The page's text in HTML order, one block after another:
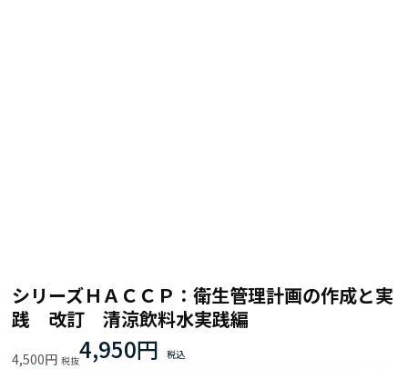
シリーズＨＡＣＣＰ：衛生管理計画の作成と実
践 改訂 清涼飲料水実践編
4,500円 4,950円